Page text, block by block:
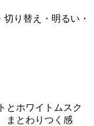
り替え・明るい・
とホワイトムスク
まとわりつく感